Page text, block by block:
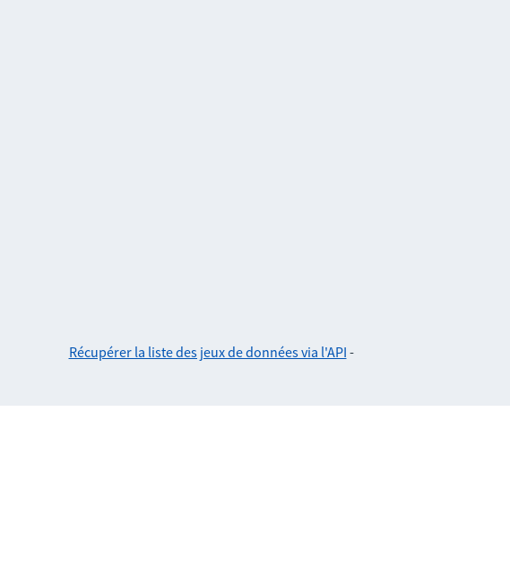
Récupérer la liste des jeux de données via l'API -